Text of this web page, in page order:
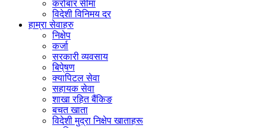
करोबार सीमा
विदेशी विनिमय दर
हाम्रा सेवाहरु
निक्षेप
कर्जा
सरकारी व्यवसाय
बिपे्षण
क्यापिटल सेवा
सहायक सेवा
शाखा रहित बैंकिङ
बचत खाता
विदेशी मुद्रा निक्षेप खाताहरू